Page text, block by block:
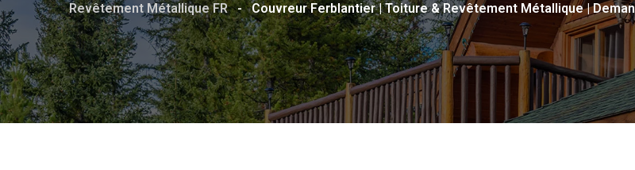
Revêtement Métallique FR - Couvreur Ferblantier | Toiture & Revêtement Métallique |